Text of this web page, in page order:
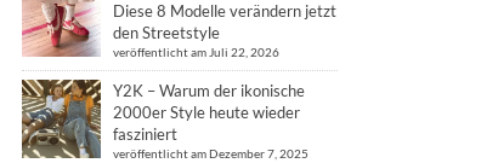
Diese 8 Modelle verändern jetzt
den Streetstyle
veröffentlicht am Juli 22, 2026
Y2K – Warum der ikonische
2000er Style heute wieder
fasziniert
veröffentlicht am Dezember 7, 2025